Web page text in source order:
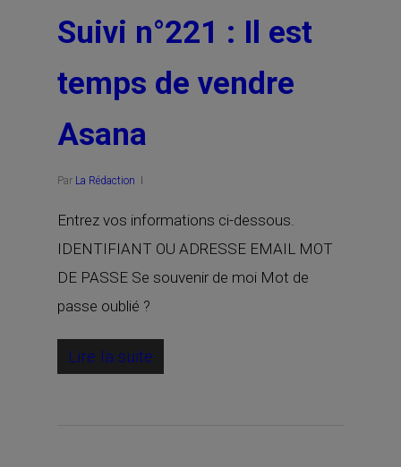
Suivi n°221 : Il est
temps de vendre
Asana
Par La Rédaction
Entrez vos informations ci-dessous.
IDENTIFIANT OU ADRESSE EMAIL MOT
DE PASSE Se souvenir de moi Mot de
passe oublié ?
Lire la suite